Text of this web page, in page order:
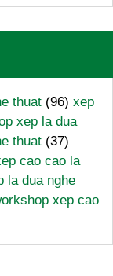
thuat (96) xep
xep la dua
thuat (37)
cao cao la
la dua nghe
xep cao